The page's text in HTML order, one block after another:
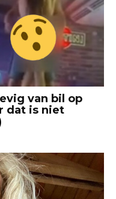
van bil op
dat is niet